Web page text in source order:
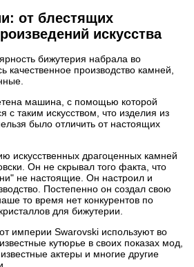
от блестящих
искусства
бижутерия набрала во
качественное производство камней,
машина, с помощью которой
с таким искусством, что изделия из
было отличить от настоящих
искусственных драгоценных камней
Он не скрывал того факта, что
не настоящие. Он настроил и
Постепенно он создал свою
то время нет конкурентов по
для бижутерии.
империи Swarovski используют во
кутюрье в своих показах мод,
актеры и многие другие